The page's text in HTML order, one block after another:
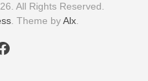
All Rights Reserved.
. Theme byAlx.